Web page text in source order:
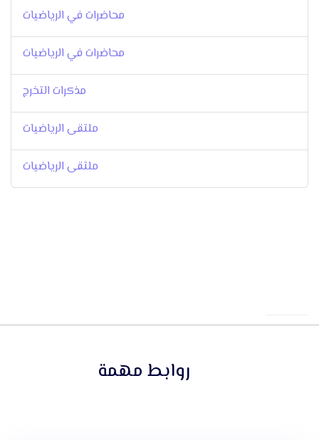
محاضرات في الرياضيات
محاضرات في الرياضيات
مذكرات التخرج
ملتقى الرياضيات
ملتقى الرياضيات
روابط مهمة